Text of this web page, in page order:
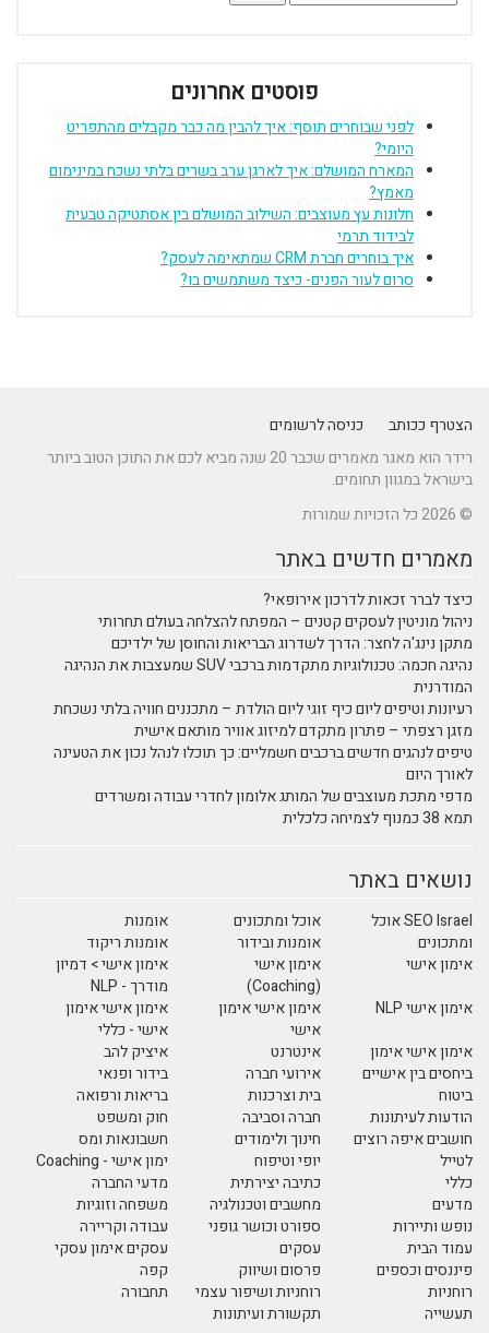
פוסטים אחרונים
לפני שבוחרים תוסף: איך להבין מה כבר מקבלים מהתפריט
היומי?
המארח המושלם: איך לארגן ערב בשרים בלתי נשכח במינימום
מאמץ?
חלונות עץ מעוצבים: השילוב המושלם בין אסתטיקה טבעית
לבידוד תרמי
איך בוחרים חברת CRM שמתאימה לעסק?
סרום לעור הפנים- כיצד משתמשים בו?
הצטרף ככותב
כניסה לרשומים
רידר הוא מאגר מאמרים שכבר 20 שנה מביא לכם את התוכן הטוב ביותר
בישראל במגוון תחומים.
© 2026 כל הזכויות שמורות
מאמרים חדשים באתר
כיצד לברר זכאות לדרכון אירופאי?
ניהול מוניטין לעסקים קטנים – המפתח להצלחה בעולם תחרותי
מתקן נינג'ה לחצר: הדרך לשדרוג הבריאות והחוסן של ילדיכם
נהיגה חכמה: טכנולוגיות מתקדמות ברכבי SUV שמעצבות את הנהיגה
המודרנית
רעיונות וטיפים ליום כיף זוגי ליום הולדת – מתכננים חוויה בלתי נשכחת
מזגן רצפתי – פתרון מתקדם למיזוג אוויר מותאם אישית
טיפים לנהגים חדשים ברכבים חשמליים: כך תוכלו לנהל נכון את הטעינה
לאורך היום
מדפי מתכת מעוצבים של המותג אלומון לחדרי עבודה ומשרדים
תמא 38 כמנוף לצמיחה כלכלית
נושאים באתר
SEO Israel אוכל
ומתכונים
אוכל ומתכונים
אומנות
אומנות ובידור
אומנות ריקוד
אימון אישי
אימון אישי
(Coaching)
אימון אישי > דמיון
מודרך - NLP
אימון אישי NLP
אימון אישי אימון
אישי
אימון אישי אימון
אישי - כללי
אימון אישי אימון
ביחסים בין אישיים
אינטרנט
איציק להב
אירועי חברה
בידור ופנאי
ביטוח
בית וצרכנות
בריאות ורפואה
הודעות לעיתונות
חברה וסביבה
חוק ומשפט
חושבים איפה רוצים
לטייל
חינוך ולימודים
חשבונאות ומס
יופי וטיפוח
ימון אישי - Coaching
כללי
כתיבה יצירתית
מדעי החברה
מדעים
מחשבים וטכנולגיה
משפחה וזוגיות
נופש ותיירות
ספורט וכושר גופני
עבודה וקריירה
עמוד הבית
עסקים
עסקים אימון עסקי
פיננסים וכספים
פרסום ושיווק
קפה
רוחניות
רוחניות ושיפור עצמי
תחבורה
תעשייה
תקשורת ועיתונות